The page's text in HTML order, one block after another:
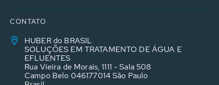
CONTATO
HUBER do BRASIL
SOLUÇÕES EM TRATAMENTO DE ÁGUA E
EFLUENTES
Rua Vieira de Morais, 1111 - Sala 508
Campo Belo 046177014 São Paulo